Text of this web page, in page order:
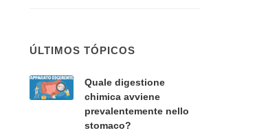
ÚLTIMOS TÓPICOS
Quale digestione
chimica avviene
prevalentemente nello
stomaco?